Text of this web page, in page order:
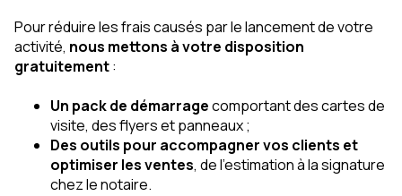
Pour réduire les frais causés par le lancement de votre
activité, nous mettons à votre disposition
gratuitement:
Un pack de démarragecomportant des cartes de
visite, des flyers et panneaux ;
Des outils pour accompagner vos clients et
optimiser les ventes, de l’estimation à la signature
chez le notaire.